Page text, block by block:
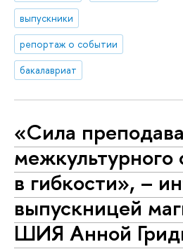
выпускники
репортаж о событии
бакалавриат
«Сила
в гибкости», –
выпускницей
ШИЯ Анной